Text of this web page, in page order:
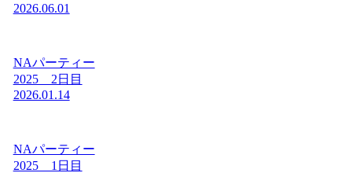
2026.06.01
NAパーティー
2025 2日目
2026.01.14
NAパーティー
2025 1日目